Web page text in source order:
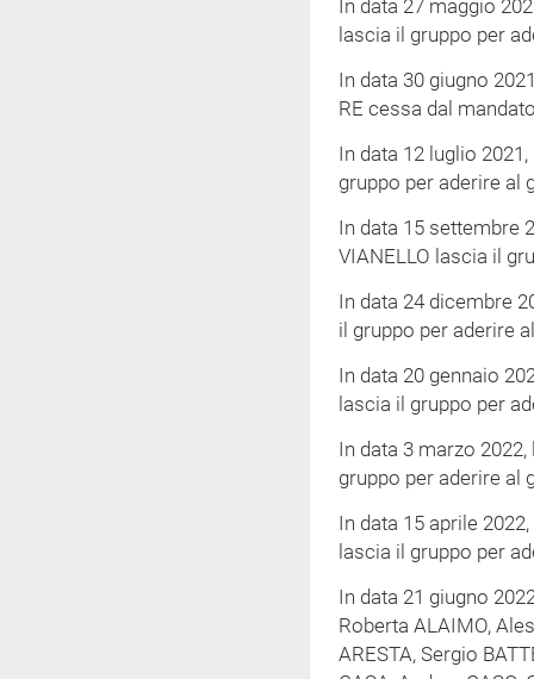
In data 27 maggio
lascia il gruppo per
In data 30 giugno
RE cessa dal
In data 12 luglio
gruppo per aderire al
In data 15 settembre
VIANELLO lascia il
In data 24 dicembre
il gruppo per aderire
In data 20 gennaio
lascia il gruppo per
In data 3 marzo
gruppo per aderire al
In data 15 aprile
lascia il gruppo per
In data 21 giugno
Roberta ALAIMO,
ARESTA, Sergio